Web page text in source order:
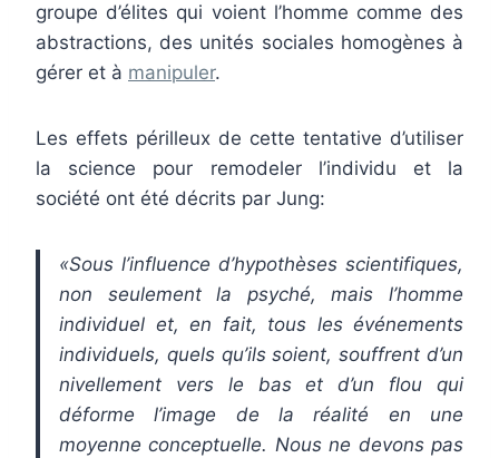
groupe d’élites qui voient l’homme comme des
abstractions, des unités sociales homogènes à
gérer et à manipuler.
Les effets périlleux de cette tentative d’utiliser
la science pour remodeler l’individu et la
société ont été décrits par Jung:
«Sous l’influence d’hypothèses scientifiques,
non seulement la psyché, mais l’homme
individuel et, en fait, tous les événements
individuels, quels qu’ils soient, souffrent d’un
nivellement vers le bas et d’un flou qui
déforme l’image de la réalité en une
moyenne conceptuelle. Nous ne devons pas